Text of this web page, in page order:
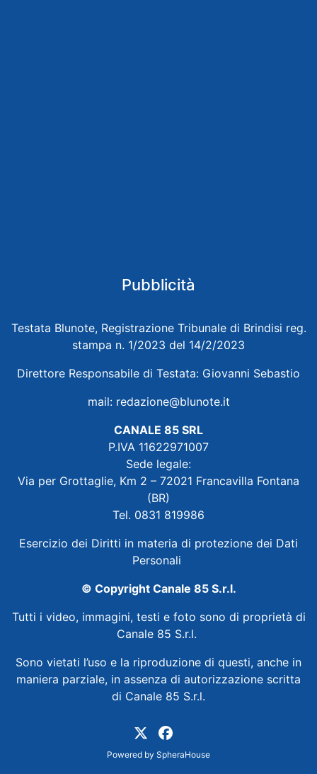
Pubblicità
Testata Blunote, Registrazione Tribunale di Brindisi reg.
stampa n. 1/2023 del 14/2/2023
Direttore Responsabile di Testata: Giovanni Sebastio
mail: redazione@blunote.it
CANALE 85 SRL
P.IVA 11622971007
Sede legale:
Via per Grottaglie, Km 2 – 72021 Francavilla Fontana
(BR)
Tel. 0831 819986
Esercizio dei Diritti in materia di protezione dei Dati
Personali
© Copyright Canale 85 S.r.l.
Tutti i video, immagini, testi e foto sono di proprietà di
Canale 85 S.r.l.
Sono vietati l’uso e la riproduzione di questi, anche in
maniera parziale, in assenza di autorizzazione scritta
di Canale 85 S.r.l.
Powered by SpheraHouse